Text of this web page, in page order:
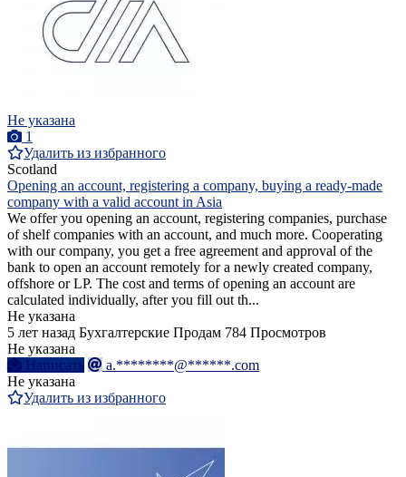
Не указана
1
Удалить из избранного
Scotland
Opening an account, registering a company, buying a ready-made
company with a valid account in Asia
We offer you opening an account, registering companies, purchase
of shelf companies with an account, and much more. Cooperating
with our company, you get a free agreement and approval of the
bank to open an account remotely for a newly created company,
offshore or LP. The cost and terms of opening an account are
calculated individually, after you fill out th...
Не указана
5 лет назад Бухгалтерские Продам 784 Просмотров
Не указана
Написать
a.********@******.com
Не указана
Удалить из избранного